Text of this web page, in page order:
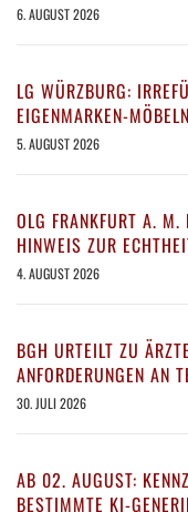
6. AUGUST 2026
LG WÜRZBURG:
EIGENMARKEN-MÖBELN
5. AUGUST 2026
OLG FRANKFURT A. M.
HINWEIS ZUR
4. AUGUST 2026
BGH URTEILT ZU
ANFORDERUNGEN AN
30. JULI 2026
AB 02. AUGUST:
BESTIMMTE KI-